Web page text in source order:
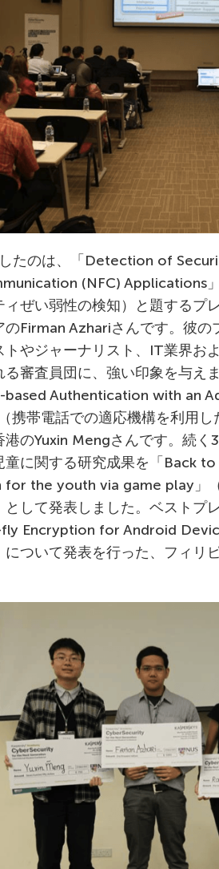
たのは、「Detection of
(NFC) Applications
ィぜい弱性の検知）と題するプ
のFirman Azhariさんです。彼
トやジャーナリスト、IT業界お
る審査員団に、強い印象を与
Authentication with an
携帯電話での適応機構を利用
港のYuxin Mengさんです。続
童に関する研究成果を「Back
the youth via game play」
として発表しました。ベストプ
fly Encryption for Android
について発表を行った、フィ